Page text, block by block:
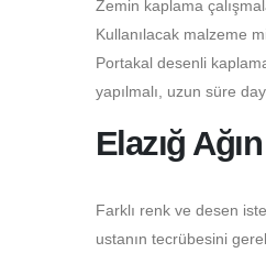
Zemin kaplama
Kullanılacak malzeme
Portakal desenli
yapılmalı, uzun süre
Elazığ
Farklı renk ve desen
ustanın tecrübesini